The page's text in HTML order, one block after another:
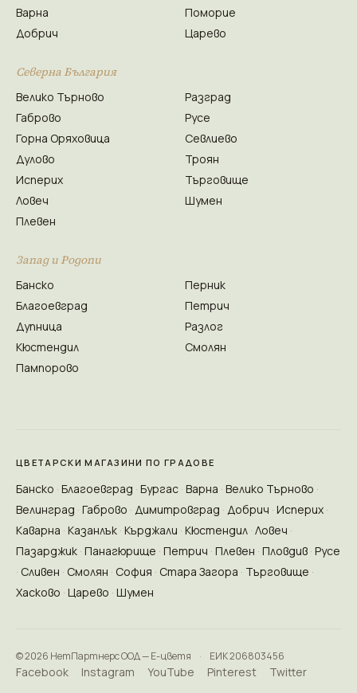
Варна
Добрич
Поморие
Царево
Северна България
Велико Търново
Габрово
Горна Оряховица
Дулово
Исперих
Ловеч
Плевен
Разград
Русе
Севлиево
Троян
Търговище
Шумен
Запад и Родопи
Банско
Благоевград
Дупница
Кюстендил
Пампорово
Перник
Петрич
Разлог
Смолян
ЦВЕТАРСКИ МАГАЗИНИ ПО ГРАДОВЕ
Банско Благоевград Бургас Варна Велико Търново
Велинград Габрово Димитровград Добрич Исперих
Каварна Казанлък Кърджали Кюстендил Ловеч
Пазарджик Панагюрище Петрич Плевен Пловдив Русе
Сливен Смолян София Стара Загора Търговище
Хасково Царево Шумен
© 2026 НетПартнерс ООД — Е-цветя · ЕИК 206803456
Facebook Instagram YouTube Pinterest Twitter